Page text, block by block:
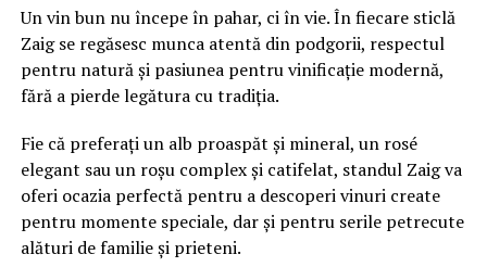
Un vin bun nu începe în pahar, ci în vie. În fiecare sticlă
Zaig se regăsesc munca atentă din podgorii, respectul
pentru natură și pasiunea pentru vinificație modernă,
fără a pierde legătura cu tradiția.
Fie că preferați un alb proaspăt și mineral, un rosé
elegant sau un roșu complex și catifelat, standul Zaig va
oferi ocazia perfectă pentru a descoperi vinuri create
pentru momente speciale, dar și pentru serile petrecute
alături de familie și prieteni.